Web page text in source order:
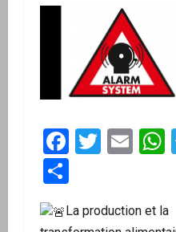
Facebook
La production et la